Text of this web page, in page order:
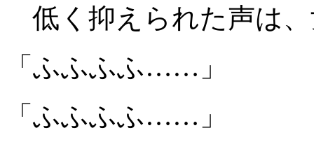
低く抑えられた声は
「ふふふふ……」
「ふふふふ……」